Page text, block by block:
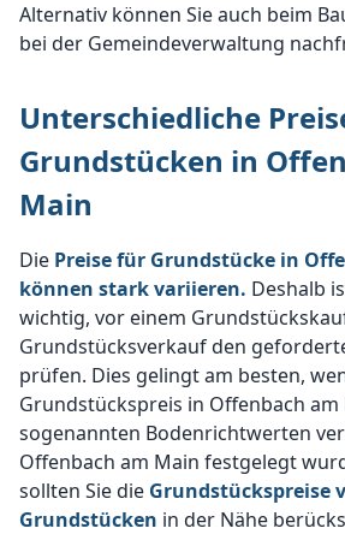
Alternativ können Sie auch beim
bei der Gemeindeverwaltung
Unterschiedliche
Grundstücken in
Main
Die Preise für Grundstücke in
können stark variieren. Deshalb
wichtig, vor einem
Grundstücksverkauf den
prüfen. Dies gelingt am besten,
Grundstückspreis in Offenbach
sogenannten Bodenrichtwerten
Offenbach am Main festgelegt
sollten Sie die Grundstückspreise
Grundstücken in der Nähe